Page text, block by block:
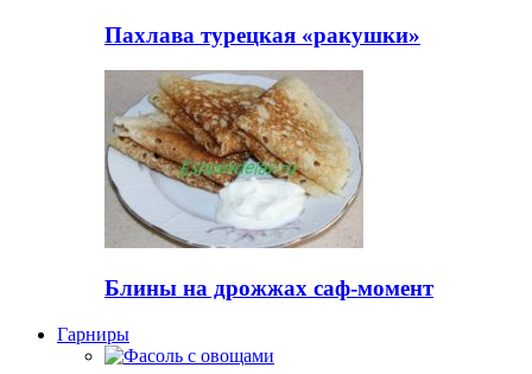
Пахлава турецкая «ракушки»
Блины на дрожжах саф-момент
Гарниры